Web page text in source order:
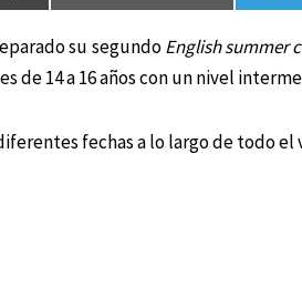
su segundoEnglish summer
de 14 a 16 años con un nivel
fechas a lo largo de todo el